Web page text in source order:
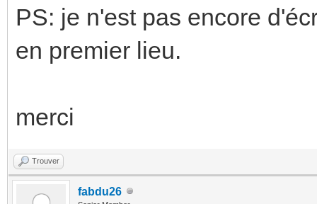
PS: je n'est pas encore
en premier lieu.
merci
Trouver
fabdu26